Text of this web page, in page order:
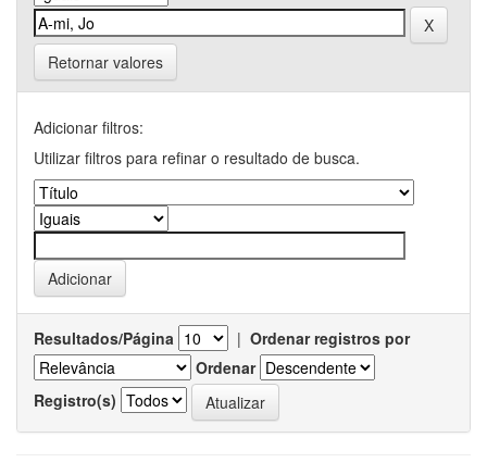
Retornar valores
Adicionar filtros:
Utilizar filtros para refinar o resultado de busca.
Resultados/Página | Ordenar registros por
Ordenar
Registro(s)